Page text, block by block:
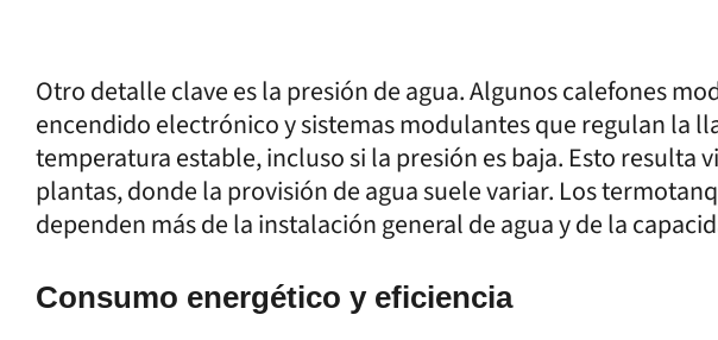
Otro detalle clave es la presión de agua. Algunos calefones
encendido electrónico y sistemas modulantes que regulan la
temperatura estable, incluso si la presión es baja. Esto resulta
plantas, donde la provisión de agua suele variar. Los
dependen más de la instalación general de agua y de la
Consumo energético y eficiencia